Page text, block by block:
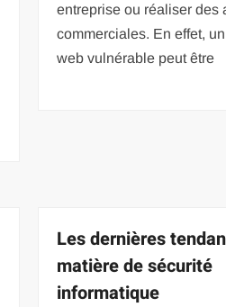
entreprise ou réaliser des
commerciales. En effet,
web vulnérable peut être
Les dernières
matière de sécurité
informatique